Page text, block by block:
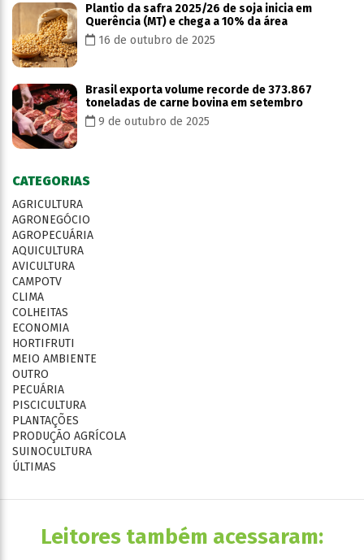
Plantio da safra 2025/26 de soja inicia em
Querência (MT) e chega a 10% da área
16 de outubro de 2025
Brasil exporta volume recorde de 373.867
toneladas de carne bovina em setembro
9 de outubro de 2025
CATEGORIAS
AGRICULTURA
AGRONEGÓCIO
AGROPECUÁRIA
AQUICULTURA
AVICULTURA
CAMPOTV
CLIMA
COLHEITAS
ECONOMIA
HORTIFRUTI
MEIO AMBIENTE
OUTRO
PECUÁRIA
PISCICULTURA
PLANTAÇÕES
PRODUÇÃO AGRÍCOLA
SUINOCULTURA
ÚLTIMAS
Leitores também acessaram: